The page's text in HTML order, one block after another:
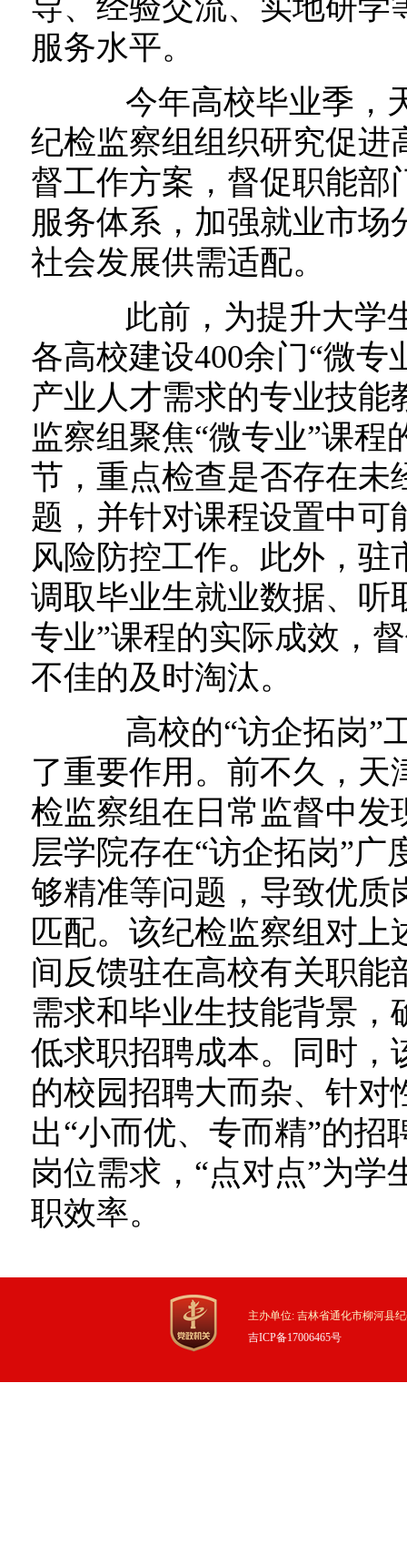
导、经验交流、实地研学
服务水平。
今年高校毕业季，天
纪检监察组组织研究促进
督工作方案，督促职能部
服务体系，加强就业市
社会发展供需适配。
此前，为提升大学生
各高校建设400余门“微
产业人才需求的专业技
监察组聚焦“微专业”课
节，重点检查是否存在未
题，并针对课程设置中可
风险防控工作。此外，
调取毕业生就业数据、听
专业”课程的实际成效，
不佳的及时淘汰。
高校的“访企拓岗”工
了重要作用。前不久，
检监察组在日常监督中发
层学院存在“访企拓岗”
够精准等问题，导致优质
匹配。该纪检监察组对
间反馈驻在高校有关职
需求和毕业生技能背景
低求职招聘成本。同时，
的校园招聘大而杂、针对
出“小而优、专而精”的
岗位需求，“点对点”为
职效率。
主办单位: 吉林省通化市柳河县
吉ICP备17006465号